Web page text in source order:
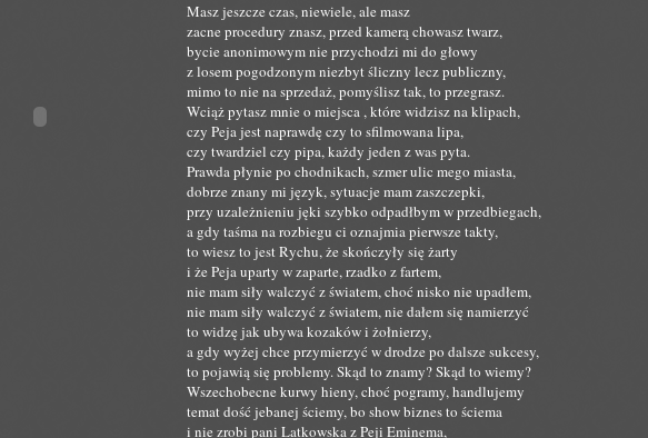
Masz jeszcze czas, niewiele, ale masz
zacne procedury znasz, przed kamerą chowasz twarz,
bycie anonimowym nie przychodzi mi do głowy
z losem pogodzonym niezbyt śliczny lecz publiczny,
mimo to nie na sprzedaż, pomyślisz tak, to przegrasz.
Wciąż pytasz mnie o miejsca , które widzisz na klipach,
czy Peja jest naprawdę czy to sfilmowana lipa,
czy twardziel czy pipa, każdy jeden z was pyta.
Prawda płynie po chodnikach, szmer ulic mego miasta,
dobrze znany mi język, sytuacje mam zaszczepki,
przy uzależnieniu jęki szybko odpadłbym w przedbiegach,
a gdy taśma na rozbiegu ci oznajmia pierwsze takty,
to wiesz to jest Rychu, że skończyły się żarty
i że Peja uparty w zaparte, rzadko z fartem,
nie mam siły walczyć z światem, choć nisko nie upadłem,
nie mam siły walczyć z światem, nie dałem się namierzyć
to widzę jak ubywa kozaków i żołnierzy,
a gdy wyżej chce przymierzyć w drodze po dalsze sukcesy,
to pojawią się problemy. Skąd to znamy? Skąd to wiemy?
Wszechobecne kurwy hieny, choć pogramy, handlujemy
temat dość jebanej ściemy, bo show biznes to ściema
i nie zrobi pani Latkowska z Peji Eminema,